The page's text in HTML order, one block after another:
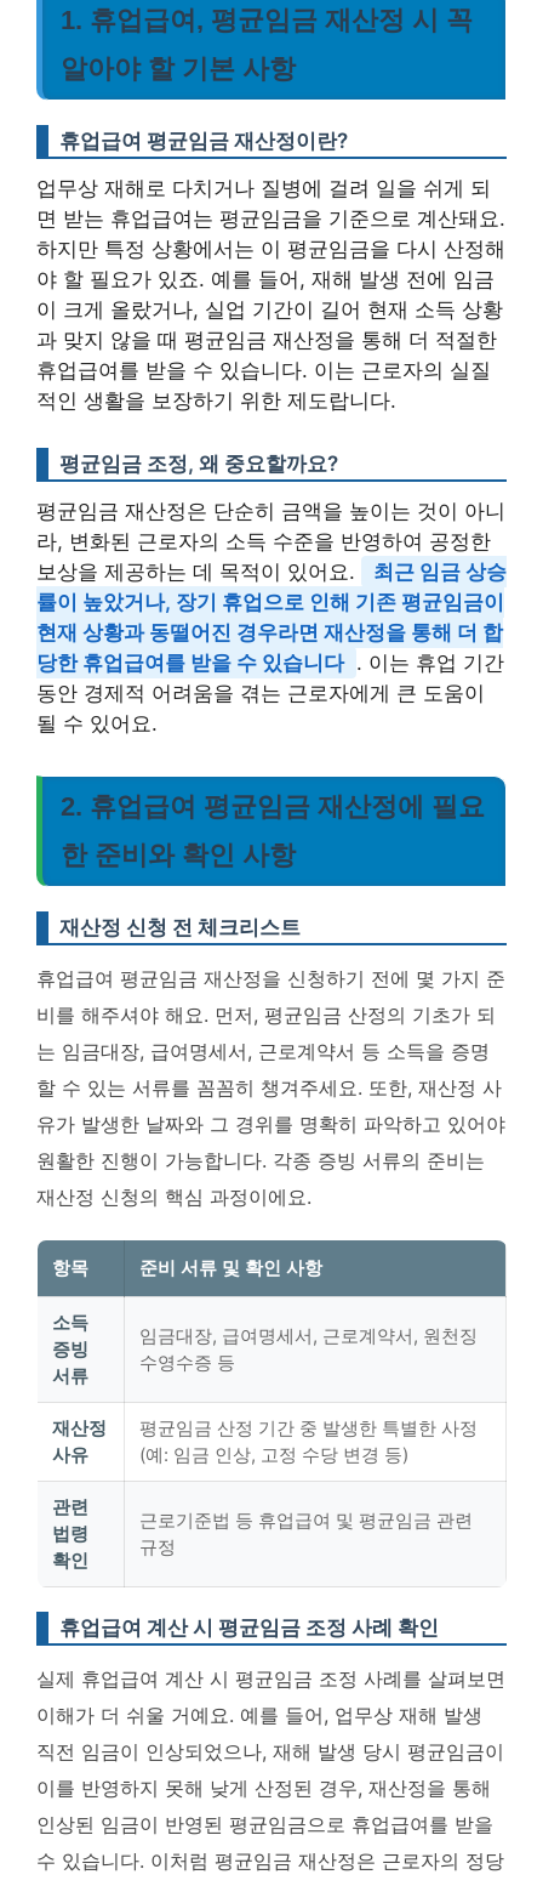
1. 휴업급여, 평균임금 재산정 시 꼭
알아야 할 기본 사항
휴업급여 평균임금 재산정이란?
업무상 재해로 다치거나 질병에 걸려 일을 쉬게 되
면 받는 휴업급여는 평균임금을 기준으로 계산돼요.
하지만 특정 상황에서는 이 평균임금을 다시 산정해
야 할 필요가 있죠. 예를 들어, 재해 발생 전에 임금
이 크게 올랐거나, 실업 기간이 길어 현재 소득 상황
과 맞지 않을 때 평균임금 재산정을 통해 더 적절한
휴업급여를 받을 수 있습니다. 이는 근로자의 실질
적인 생활을 보장하기 위한 제도랍니다.
평균임금 조정, 왜 중요할까요?
평균임금 재산정은 단순히 금액을 높이는 것이 아니
라, 변화된 근로자의 소득 수준을 반영하여 공정한
보상을 제공하는 데 목적이 있어요.
최근 임금 상승
률이 높았거나, 장기 휴업으로 인해 기존 평균임금이
현재 상황과 동떨어진 경우라면 재산정을 통해 더 합
당한 휴업급여를 받을 수 있습니다 . 이는 휴업 기간
동안 경제적 어려움을 겪는 근로자에게 큰 도움이
될 수 있어요.
2. 휴업급여 평균임금 재산정에 필요
한 준비와 확인 사항
재산정 신청 전 체크리스트
휴업급여 평균임금 재산정을 신청하기 전에 몇 가지 준
비를 해주셔야 해요. 먼저, 평균임금 산정의 기초가 되
는 임금대장, 급여명세서, 근로계약서 등 소득을 증명
할 수 있는 서류를 꼼꼼히 챙겨주세요. 또한, 재산정 사
유가 발생한 날짜와 그 경위를 명확히 파악하고 있어야
원활한 진행이 가능합니다. 각종 증빙 서류의 준비는
재산정 신청의 핵심 과정이에요.
항목 준비 서류 및 확인 사항
소득
증빙
서류
임금대장, 급여명세서, 근로계약서, 원천징
수영수증 등
재산정
사유
평균임금 산정 기간 중 발생한 특별한 사정
(예: 임금 인상, 고정 수당 변경 등)
관련
법령
확인
근로기준법 등 휴업급여 및 평균임금 관련
규정
휴업급여 계산 시 평균임금 조정 사례 확인
실제 휴업급여 계산 시 평균임금 조정 사례를 살펴보면
이해가 더 쉬울 거예요. 예를 들어, 업무상 재해 발생
직전 임금이 인상되었으나, 재해 발생 당시 평균임금이
이를 반영하지 못해 낮게 산정된 경우, 재산정을 통해
인상된 임금이 반영된 평균임금으로 휴업급여를 받을
수 있습니다. 이처럼 평균임금 재산정은 근로자의 정당